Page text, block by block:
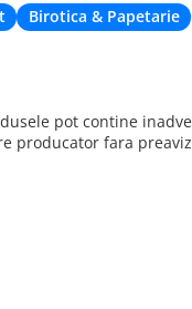
Birotica & Papetarie
pot contine
producator fara